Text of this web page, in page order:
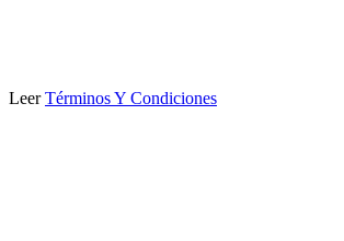
LeerTérminos Y Condiciones